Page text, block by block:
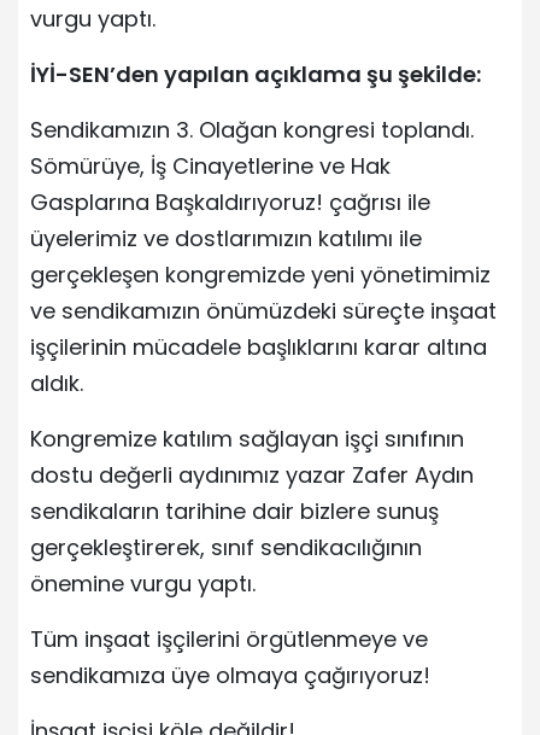
vurgu yaptı.
İYİ-SEN’den yapılan açıklama şu şekilde:
Sendikamızın 3. Olağan kongresi toplandı.
Sömürüye, İş Cinayetlerine ve Hak
Gasplarına Başkaldırıyoruz! çağrısı ile
üyelerimiz ve dostlarımızın katılımı ile
gerçekleşen kongremizde yeni yönetimimiz
ve sendikamızın önümüzdeki süreçte inşaat
işçilerinin mücadele başlıklarını karar altına
aldık.
Kongremize katılım sağlayan işçi sınıfının
dostu değerli aydınımız yazar Zafer Aydın
sendikaların tarihine dair bizlere sunuş
gerçekleştirerek, sınıf sendikacılığının
önemine vurgu yaptı.
Tüm inşaat işçilerini örgütlenmeye ve
sendikamıza üye olmaya çağırıyoruz!